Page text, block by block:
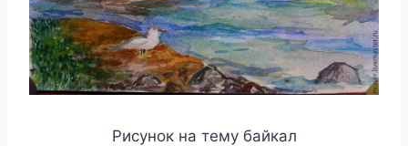
Рисунок на тему байкал